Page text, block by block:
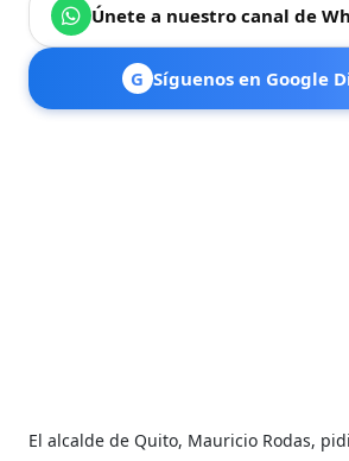
Únete a nuestro canal de
G Síguenos en Google
El alcalde de Quito, Mauricio Rodas,